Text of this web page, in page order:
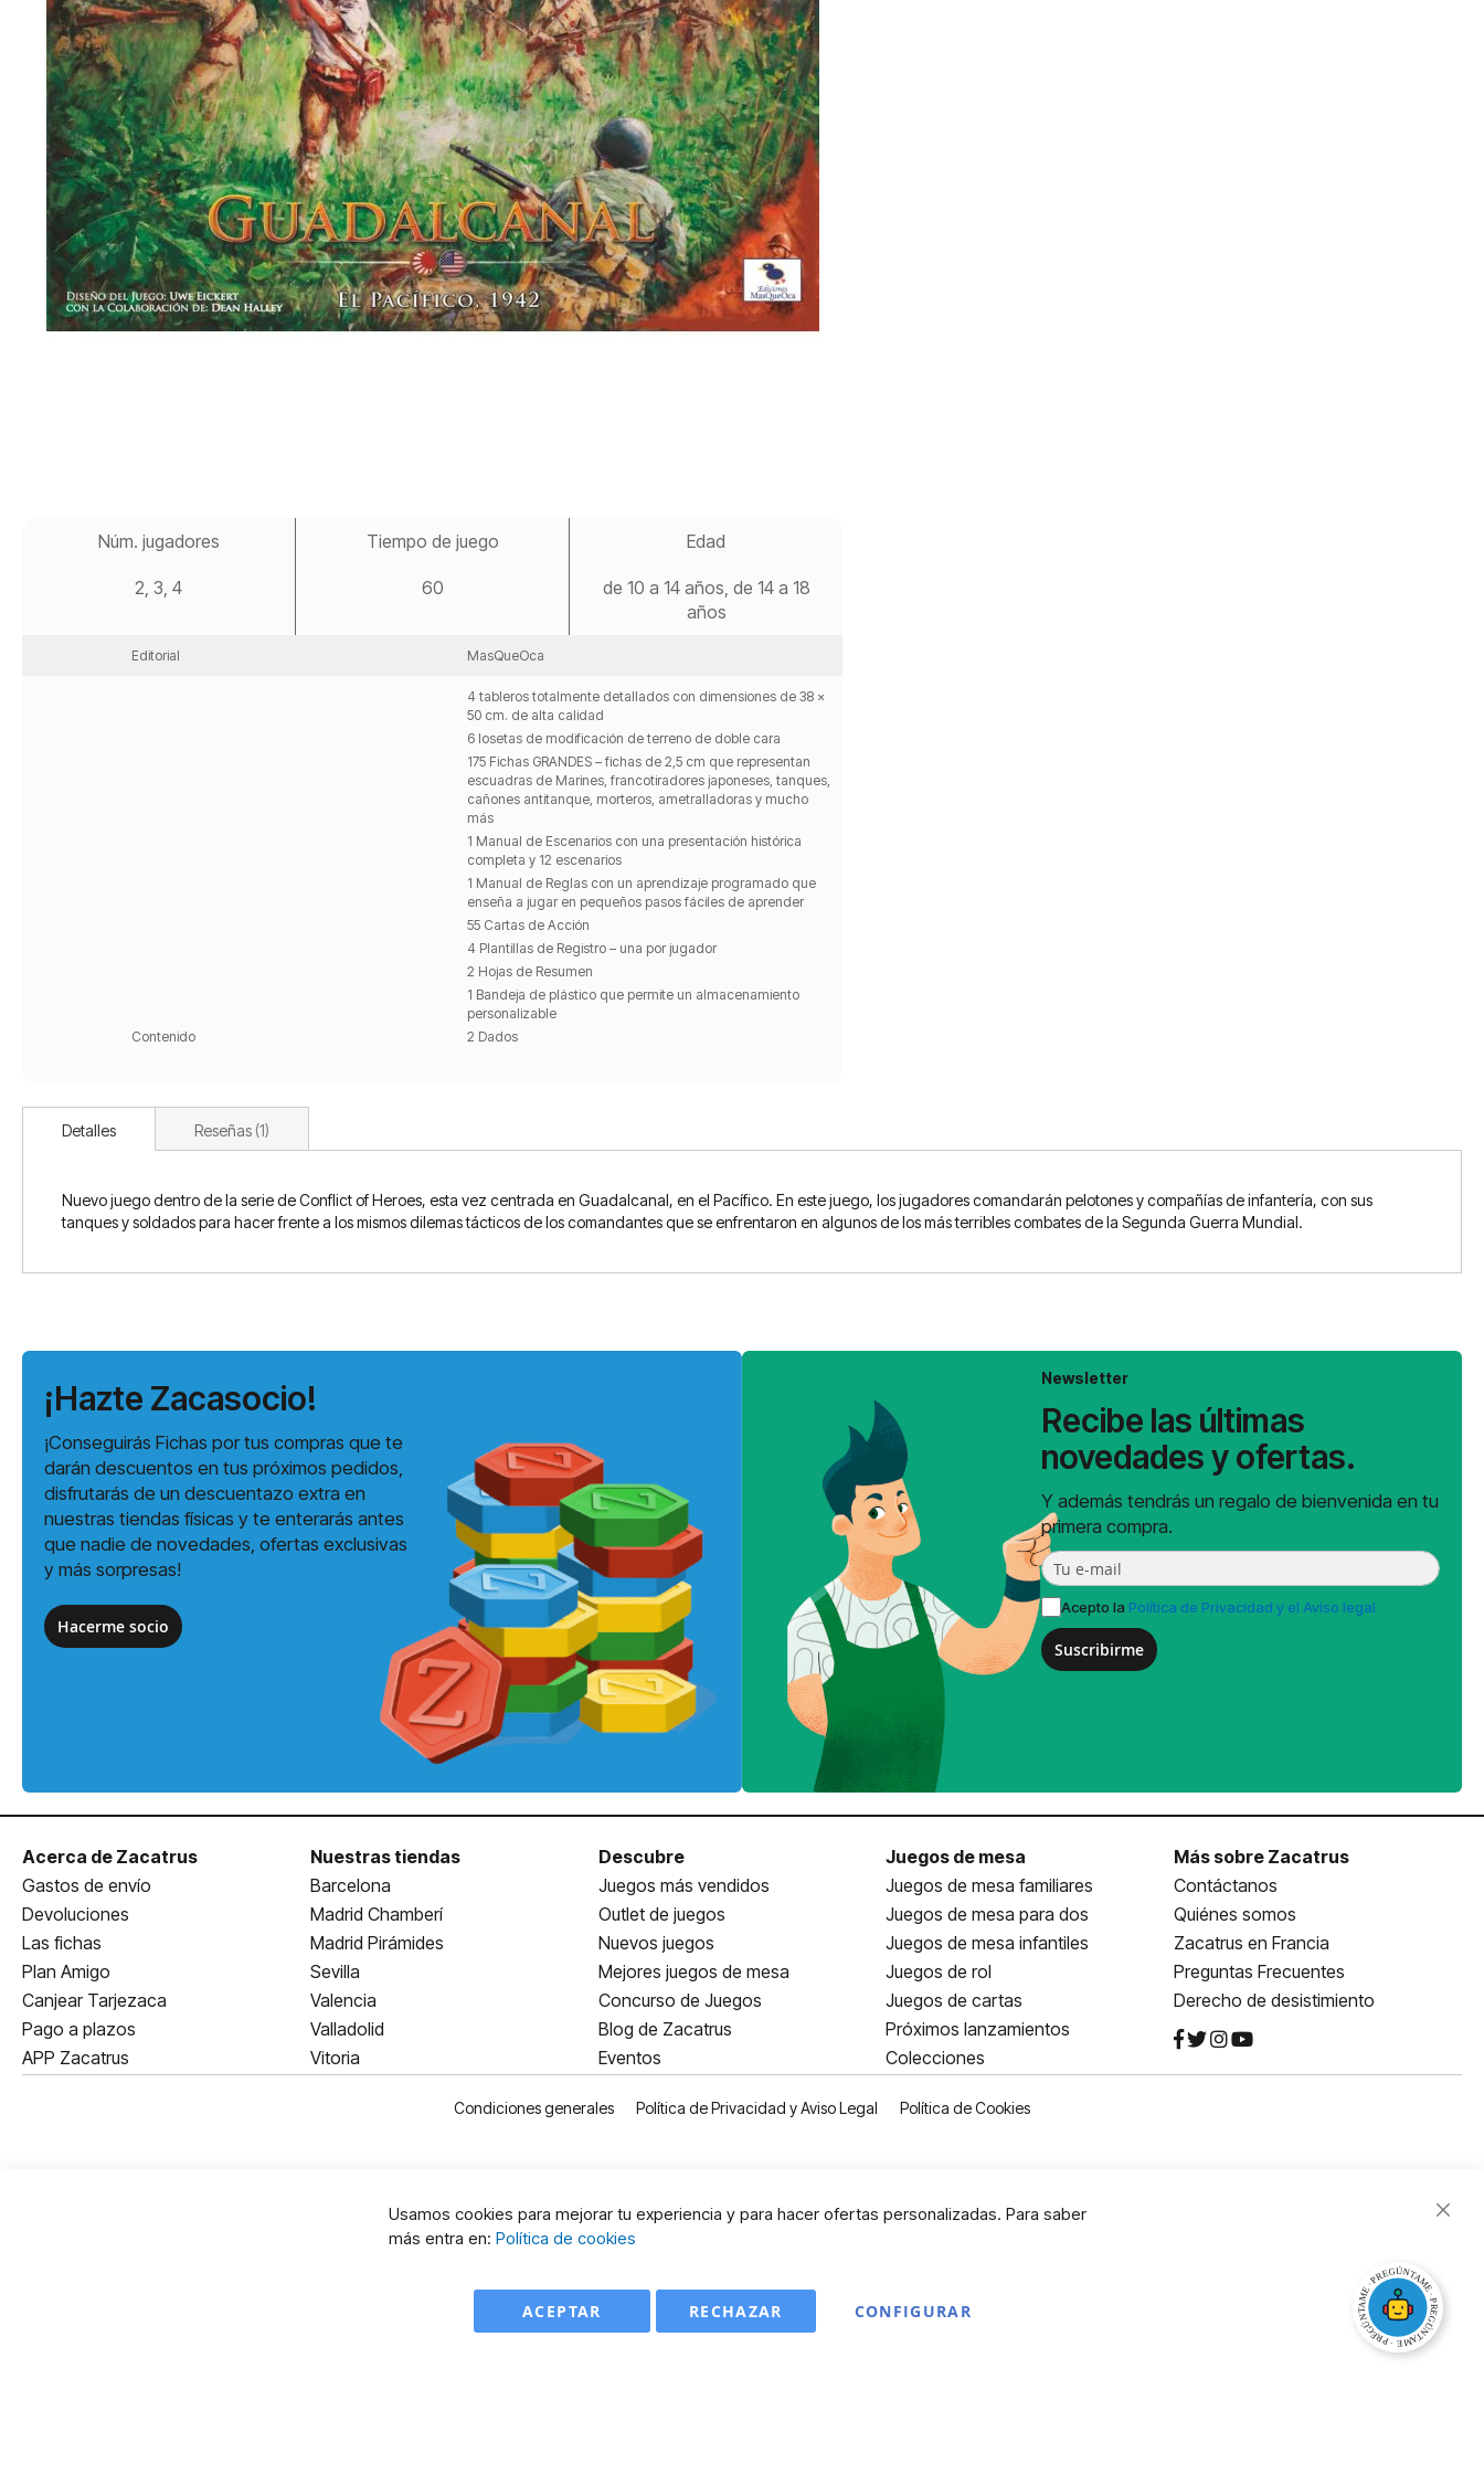
Núm. jugadores
2, 3, 4
Tiempo de juego
60
Edad
de 10 a 14 años, de 14 a 18
años
Editorial MasQueOca
Contenido
4 tableros totalmente detallados con dimensiones de 38 x
50 cm. de alta calidad
6 losetas de modificación de terreno de doble cara
175 Fichas GRANDES – fichas de 2,5 cm que representan
escuadras de Marines, francotiradores japoneses, tanques,
cañones antitanque, morteros, ametralladoras y mucho
más
1 Manual de Escenarios con una presentación histórica
completa y 12 escenarios
1 Manual de Reglas con un aprendizaje programado que
enseña a jugar en pequeños pasos fáciles de aprender
55 Cartas de Acción
4 Plantillas de Registro – una por jugador
2 Hojas de Resumen
1 Bandeja de plástico que permite un almacenamiento
personalizable
2 Dados
Detalles
Nuevo juego dentro de la serie de Conflict of Heroes, esta vez centrada en Guadalcanal, en el Pacífico. En este juego, los jugadores comandarán pelotones y compañías de infantería, con sus
tanques y soldados para hacer frente a los mismos dilemas tácticos de los comandantes que se enfrentaron en algunos de los más terribles combates de la Segunda Guerra Mundial.
Reseñas 1
¡Hazte Zacasocio!
¡Conseguirás Fichas por tus compras que te
darán descuentos en tus próximos pedidos,
disfrutarás de un descuentazo extra en
nuestras tiendas físicas y te enterarás antes
que nadie de novedades, ofertas exclusivas
y más sorpresas!
Hacerme socio
Newsletter
Recibe las últimas
novedades y ofertas.
Y además tendrás un regalo de bienvenida en tu
primera compra.
Acepto la Política de Privacidad y el Aviso legal
Suscribirme
Acerca de Zacatrus
Gastos de envío
Devoluciones
Las fichas
Plan Amigo
Canjear Tarjezaca
Pago a plazos
APP Zacatrus
Nuestras tiendas
Barcelona
Madrid Chamberí
Madrid Pirámides
Sevilla
Valencia
Valladolid
Vitoria
Descubre
Juegos más vendidos
Outlet de juegos
Nuevos juegos
Mejores juegos de mesa
Concurso de Juegos
Blog de Zacatrus
Eventos
Juegos de mesa
Juegos de mesa familiares
Juegos de mesa para dos
Juegos de mesa infantiles
Juegos de rol
Juegos de cartas
Próximos lanzamientos
Colecciones
Más sobre Zacatrus
Contáctanos
Quiénes somos
Zacatrus en Francia
Preguntas Frecuentes
Derecho de desistimiento
Condiciones generales Política de Privacidad y Aviso Legal Política de Cookies
Usamos cookies para mejorar tu experiencia y para hacer ofertas personalizadas. Para saber
más entra en: Política de cookies
ACEPTAR CONFIGURAR
RECHAZAR